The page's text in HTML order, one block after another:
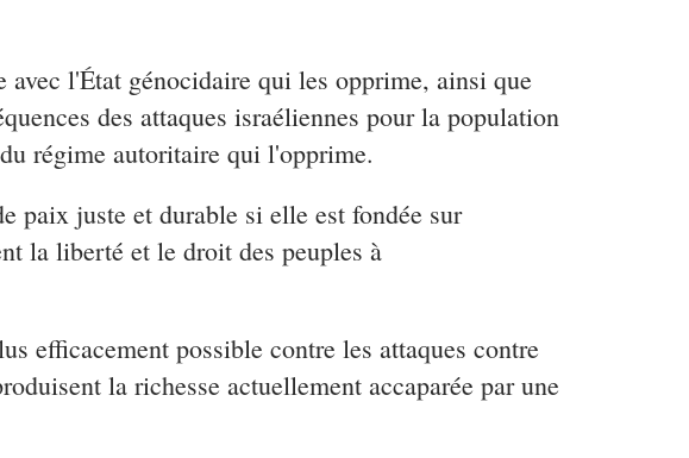
avec l'État génocidaire qui les opprime, ainsi que
des attaques israéliennes pour la population
régime autoritaire qui l'opprime.
paix juste et durable si elle est fondée sur
la liberté et le droit des peuples à
efficacement possible contre les attaques contre
la richesse actuellement accaparée par une